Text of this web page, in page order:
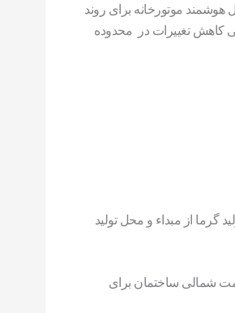
موتورخانه برای روند
کاهش تغییرات در محدوده
گرما از مبداء و محل تولید
شمالی ساختمان برای